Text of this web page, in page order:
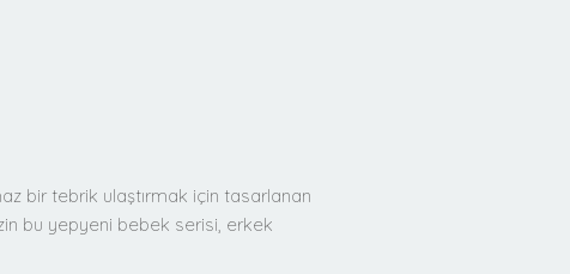
bir tebrik ulaştırmak için tasarlanan
bu yepyeni bebek serisi, erkek